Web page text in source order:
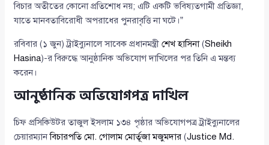
বিচার অতীতের কোনো প্রতিশোধ নয়; এটি একটি ভবিষ্যতগামী প্রতিজ্ঞা,
যাতে মানবতাবিরোধী অপরাধের পুনরাবৃত্তি না ঘটে।”
রবিবার (১ জুন) ট্রাইব্যুনালে সাবেক প্রধানমন্ত্রীশেখ হাসিনা(Sheikh
Hasina)-র বিরুদ্ধে আনুষ্ঠানিক অভিযোগ দাখিলের পর তিনি এ মন্তব্য
করেন।
আনুষ্ঠানিক অভিযোগপত্র দাখিল
চিফ প্রসিকিউটর তাজুল ইসলাম ১৩৪ পৃষ্ঠার অভিযোগপত্র ট্রাইব্যুনালের
চেয়ারম্যানবিচারপতি মো. গোলাম মোর্তূজা মজুমদার (Justice Md.